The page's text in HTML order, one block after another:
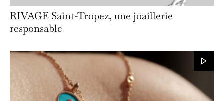
RIVAGE Saint-Tropez, une joaillerie
responsable